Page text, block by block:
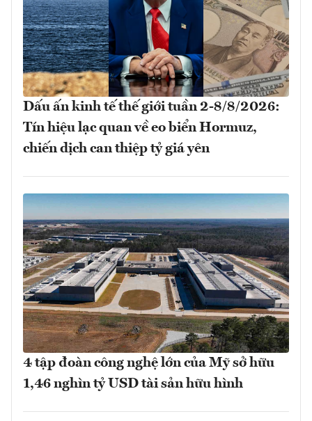
Dấu ấn kinh tế thế giới tuần 2-8/8/2026:
Tín hiệu lạc quan về eo biển Hormuz,
chiến dịch can thiệp tỷ giá yên
4 tập đoàn công nghệ lớn của Mỹ sở hữu
1,46 nghìn tỷ USD tài sản hữu hình